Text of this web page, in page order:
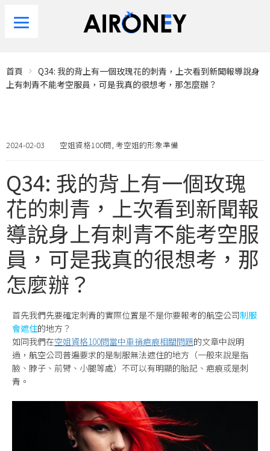
首頁
Q34: 我的背上有一個玫瑰花的刺青，上次看到新聞報導說身
上有刺青不能考空服員，可是我真的很想考，那怎麼辦？
2024-02-03 空姐資格100問, 考空姐的形象準備
Q34: 我的背上有一個玫瑰
花的刺青，上次看到新聞報
導說身上有刺青不能考空服
員，可是我真的很想考，那
怎麼辦？
首先我們先要確定刺青的實際位置是不是你要報考的航空公司制服
會遮住的地方？
如同我們在空姐資格100問當中車禍疤痕相關問題的文章中說明
過，航空公司普遍要求的是制服無法遮住的地方（一般來說是指
臉、脖子、前臂、小腿等處）不可以有明顯的胎記、疤痕或是刺
青。